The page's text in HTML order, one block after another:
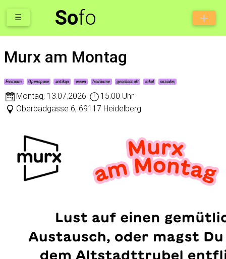
Sofo
☰
Murx am Montag
Freiraum Openspace antikap essen freiräume gesellschaft lokal soziales
Montag, 13.07.2026
15.00 Uhr
Oberbadgasse 6, 69117 Heidelberg